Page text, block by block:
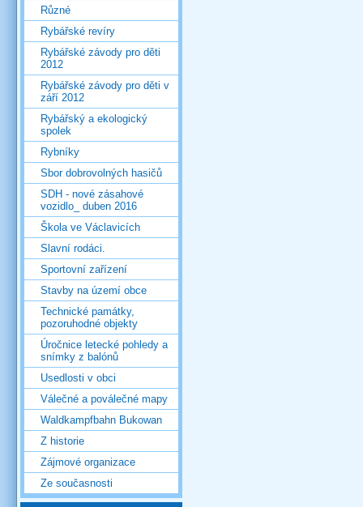
Různé
Rybářské revíry
Rybářské závody pro děti
2012
Rybářské závody pro děti v
září 2012
Rybářský a ekologický
spolek
Rybníky
Sbor dobrovolných hasičů
SDH - nové zásahové
vozidlo_ duben 2016
Škola ve Václavicích
Slavní rodáci.
Sportovní zařízení
Stavby na území obce
Technické památky,
pozoruhodné objekty
Úročnice letecké pohledy a
snímky z balónů
Usedlosti v obci
Válečné a poválečné mapy
Waldkampfbahn Bukowan
Z historie
Zájmové organizace
Ze současnosti